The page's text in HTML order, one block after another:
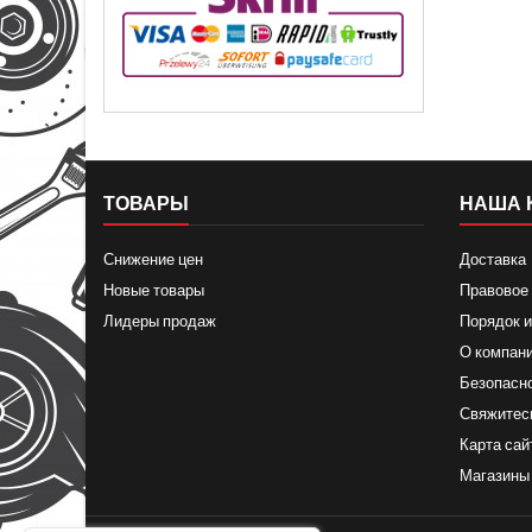
ТОВАРЫ
Снижение цен
Новые товары
Лидеры продаж
НАША
Доставка
Порядок
О
Карта
Магазины